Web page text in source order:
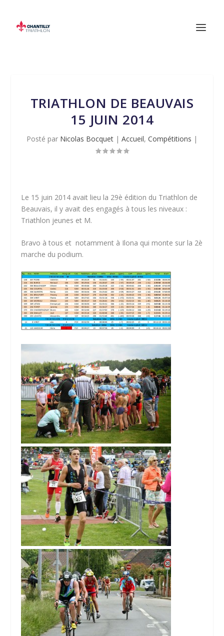
TRIATHLON DE BEAUVAIS
15 JUIN 2014
Posté par Nicolas Bocquet | Accueil, Compétitions |
Le 15 juin 2014 avait lieu la 29è édition du Triathlon de
Beauvais, il y avait des engagés à tous les niveaux :
Triathlon jeunes et M.
Bravo à tous et notamment à Ilona qui monte sur la 2è
marche du podium.